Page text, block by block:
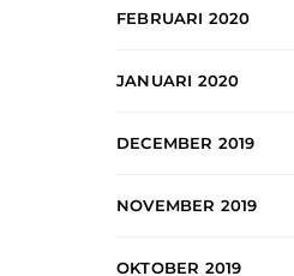
FEBRUARI 2020
JANUARI 2020
DECEMBER 2019
NOVEMBER 2019
OKTOBER 2019